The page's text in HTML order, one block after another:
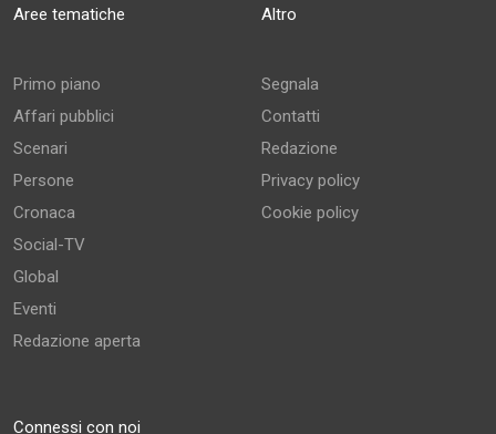
Aree tematiche
Primo piano
Affari pubblici
Scenari
Persone
Cronaca
Social-TV
Global
Eventi
Redazione aperta
Altro
Segnala
Contatti
Redazione
Privacy policy
Cookie policy
Connessi con noi